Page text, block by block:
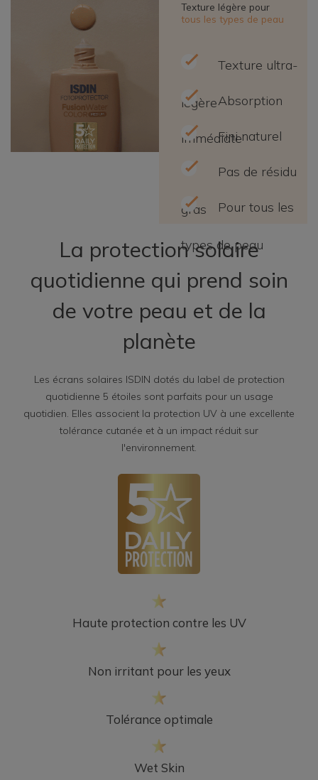
Texture légère pour
tous les types de peau
Texture ultra-
légèreAbsorption
immédiateFini naturel
Pas de résidu
gras Pour tous les
types de peau
La protection solaire
quotidienne qui prend soin
de votre peau et de la
planète
Les écrans solaires ISDIN dotés du label de protection
quotidienne 5 étoiles sont parfaits pour un usage
quotidien. Elles associent la protection UV à une excellente
tolérance cutanée et à un impact réduit sur
l'environnement.
Haute protection contre les UV
Non irritant pour les yeux
Tolérance optimale
Wet Skin